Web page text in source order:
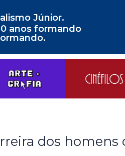
Júnior.
anos formando
dos